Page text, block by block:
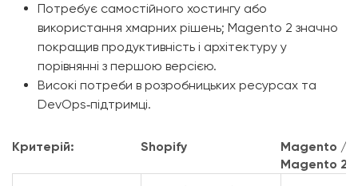
Потребує самостійного хостингу або
використання хмарних рішень; Magento 2 значно
покращив продуктивність і архітектуру у
порівнянні з першою версією.
Високі потреби в розробницьких ресурсах та
DevOps‑підтримці.
Критерій: Shopify
Magento /
Magento 2